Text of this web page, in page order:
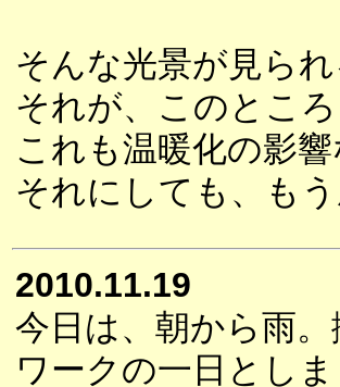
そんな光景が見ら
それが、このとこ
これも温暖化の影
それにしても、も
2010.11.19
今日は、朝から雨
ワークの一日としま